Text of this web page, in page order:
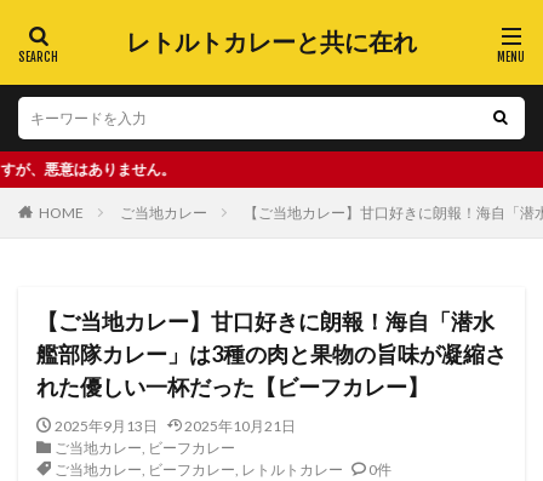
レトルトカレーと共に在れ
せん。
HOME ご当地カレー 【ご当地カレー】甘口好きに朗報！海自「
【ご当地カレー】甘口好きに朗報！海自「潜水
艦部隊カレー」は3種の肉と果物の旨味が凝縮さ
れた優しい一杯だった【ビーフカレー】
2025年9月13日
2025年10月21日
ご当地カレー, ビーフカレー
ご当地カレー, ビーフカレー, レトルトカレー 0件